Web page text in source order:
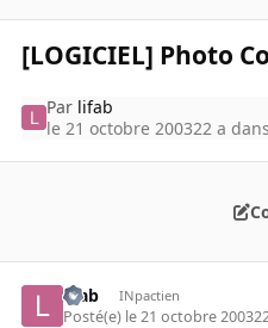
[LOGICIEL] Photo
Par lifab
le 21 octobre 200322 a dans
lifab INpactien
Posté(e) le 21 octobre 2003